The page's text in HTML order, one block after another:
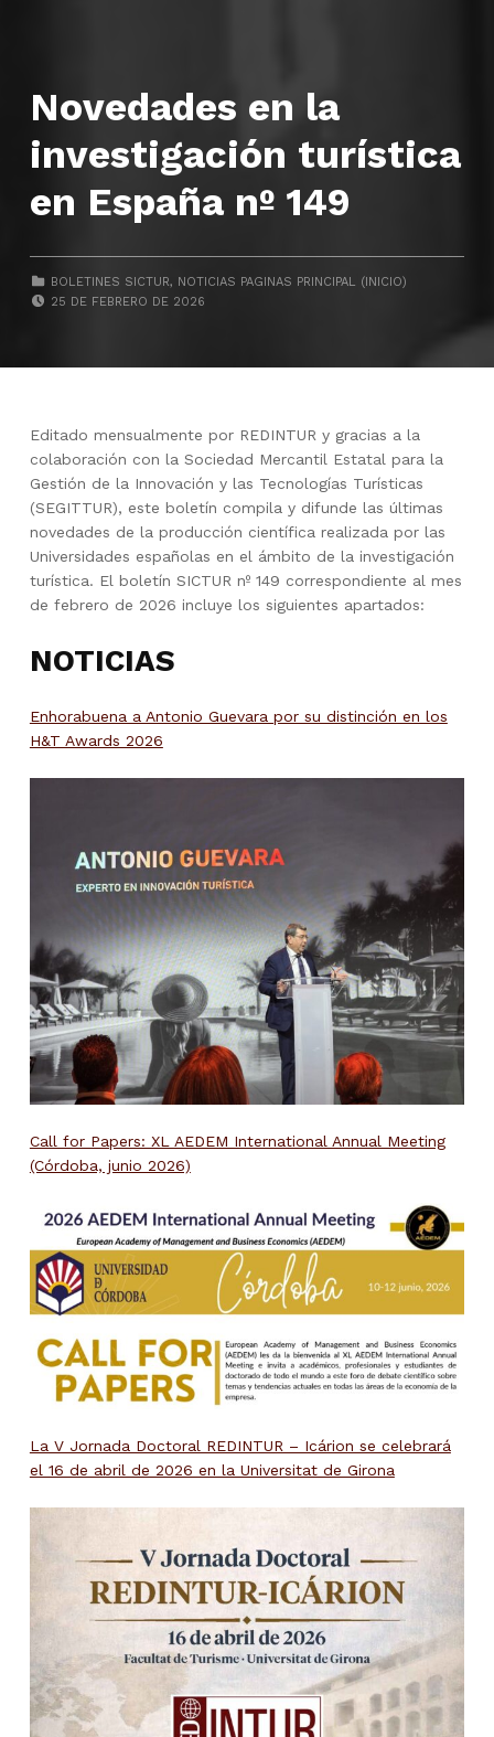
Novedades en la
investigación turística
en España nº 149
CATEGORIZED IN:
BOLETINES SICTUR, NOTICIAS PAGINAS PRINCIPAL (INICIO)
25 DE FEBRERO DE 2026
Editado mensualmente por REDINTUR y gracias a la
colaboración con la Sociedad Mercantil Estatal para la
Gestión de la Innovación y las Tecnologías Turísticas
(SEGITTUR), este boletín compila y difunde las últimas
novedades de la producción científica realizada por las
Universidades españolas en el ámbito de la investigación
turística. El boletín SICTUR nº 149 correspondiente al mes
de febrero de 2026 incluye los siguientes apartados:
NOTICIAS
Enhorabuena a Antonio Guevara por su distinción en los
H&T Awards 2026
Call for Papers: XL AEDEM International Annual Meeting
(Córdoba, junio 2026)
La V Jornada Doctoral REDINTUR – Icárion se celebrará
el 16 de abril de 2026 en la Universitat de Girona